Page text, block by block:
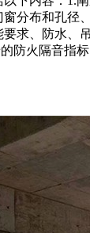
分布和孔径
求、防水、
防火隔音指